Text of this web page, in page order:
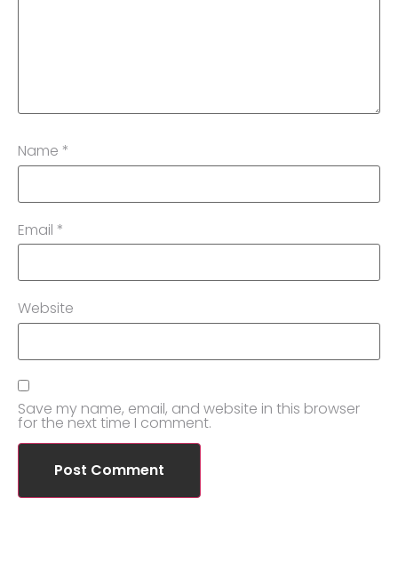
Name *
Email *
Website
Save my name, email, and website in this browser
for the next time I comment.